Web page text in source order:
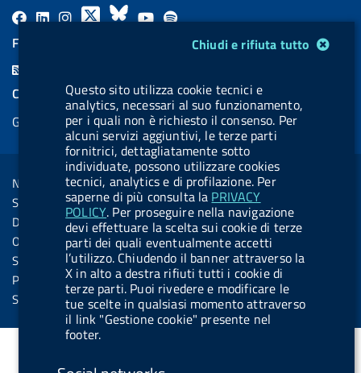
Chiudi e rifiuta tutto
Questo sito utilizza cookie tecnici e
analytics, necessari al suo funzionamento,
per i quali non è richiesto il consenso. Per
alcuni servizi aggiuntivi, le terze parti
fornitrici, dettagliatamente sotto
individuate, possono utilizzare cookies
tecnici, analytics e di profilazione. Per
saperne di più consulta la PRIVACY
POLICY. Per proseguire nella navigazione
devi effettuare la scelta sui cookie di terze
parti dei quali eventualmente accetti
l’utilizzo. Chiudendo il banner attraverso la
X in alto a destra rifiuti tutti i cookie di
terze parti. Puoi rivedere e modificare le
tue scelte in qualsiasi momento attraverso
il link "Gestione cookie" presente nel
footer.
F
L
l
.
b
u
t
t
o
n
.
i
n
s
X
B
s
k
y
Y
u
b
e
l
l
.
b
u
t
t
o
n
.
s
p
FEED RSS
COOKIES
Gestione cookie
Sezione Link Utili
Note legali
Social Media Policy
Dichiarazione di accessibilità
Obiettivi di accessibilità
Statistiche sito
Privacy
Servizi Online